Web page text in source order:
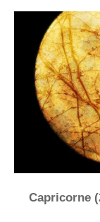
Capricorne